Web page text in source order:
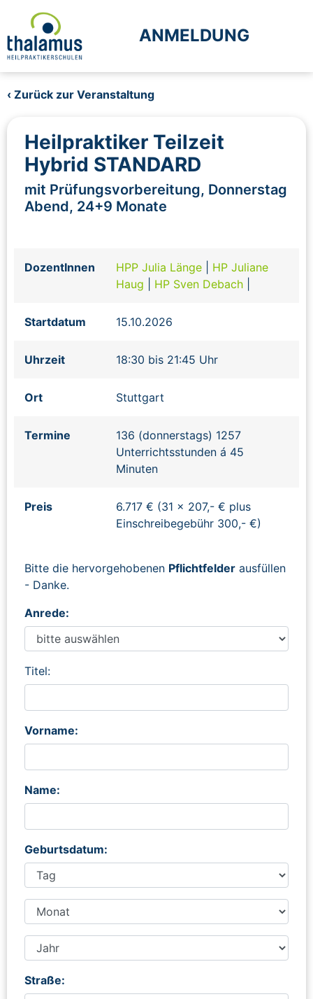
ANMELDUNG
‹ Zurück zur Veranstaltung
Heilpraktiker Teilzeit
Hybrid STANDARD
mit Prüfungsvorbereitung, Donnerstag
Abend, 24+9 Monate
DozentInnen HPP Julia Länge
HP Juliane
Haug
HP Sven Debach
Startdatum 15.10.2026
Uhrzeit 18:30 bis 21:45 Uhr
Ort Stuttgart
Termine
136 (donnerstags) 1257
Unterrichtsstunden á 45
Minuten
Preis
6.717 € (31 x 207,- € plus
Einschreibegebühr 300,- €)
Bitte die hervorgehobenen Pflichtfelder ausfüllen
- Danke.
Anrede:
Titel:
Vorname:
Name:
Geburtsdatum:
Straße: